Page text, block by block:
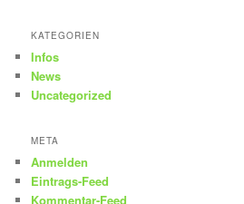
KATEGORIEN
Infos
News
Uncategorized
META
Anmelden
Eintrags-Feed
Kommentar-Feed